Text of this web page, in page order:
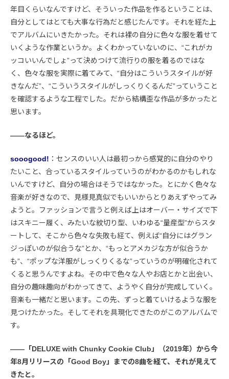
年目くらいなんですけど、そういった作品を作るということは、
自分としてはとても大事な行為だと感じたんです。それを経た上
でアルバムにいきたかった。それは裸の自分に色々な服を着せて
いくような作業というか。よくわかっていないのに、“これがカ
ッコいいんでしょ”って決めつけて流行りの服を着るのではな
く、色々な服を実際に着てみて、“自分はこういうスタイルが好
きなんだ”、“こういうスタイルがしっくりくるんだ”っていうこと
を確認するような工程でした。だから結構歪な作品が多かったと
思います。
――なるほど。
sooogood! ：センスのいい人は最初っから感覚的に自分のやり
たいこと、合っているスタイルっていうのがわかるのかもしれな
いんですけど、自分の場合はそうではなかった。とにかく色々な
音楽が好きなので、見様見真似でもいいからとりあえずやってみ
ようと。ファッションで言うと例えば上はオーバー・サイズで下
はスキニー履く、みたいな紋切り型、いわゆる“量産型”からスタ
ートして、そこから色々な失敗も経て、例えば“自分にはグラン
ジっぽいのが似合うな”とか、“もっとアメカジな方が似合うか
も”、“ポップな洋服がしっくりくるな”っていうのが明確化されて
くると思うんですよね。その中で色々な人やお店とかと出会い、
自分の趣味趣向がわかってきて、ようやく自分が完成していく。
音楽も一緒だと思います。この先、ずっと着ていけるような服を
見つけたかった。そしてそれを具現化できたのがこのアルバムで
す。
――「DELUXE with Chunky Cookie Club」（2019年）から今
年8月リリースの「Good Boy」までの8曲を経て、それが見えて
きたと。